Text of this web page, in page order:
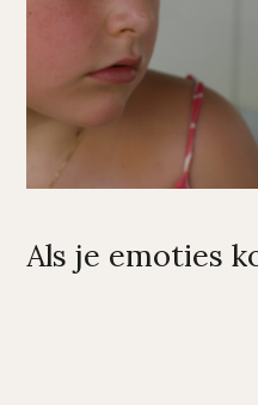
Als je emoties